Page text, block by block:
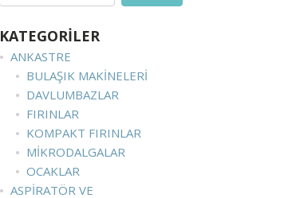
KATEGORİLER
ANKASTRE
BULAŞIK MAKINELERI
DAVLUMBAZLAR
FIRINLAR
KOMPAKT FIRINLAR
MIKRODALGALAR
OCAKLAR
ASPIRATÖR VE